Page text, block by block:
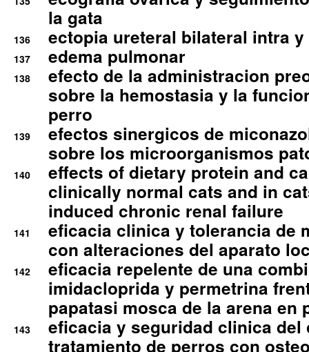
la gata
136 ectopia ureteral bilateral intra
137 edema pulmonar
138
efecto de la administracion
sobre la hemostasia y la
perro
139
efectos sinergicos de
sobre los microorganismos
140
effects of dietary protein and
clinically normal cats and in
induced chronic renal failure
141
eficacia clinica y tolerancia de
con alteraciones del aparato
142
eficacia repelente de una
imidacloprida y permetrina
papatasi mosca de la arena en
143
eficacia y seguridad clinica del
tratamiento de perros con